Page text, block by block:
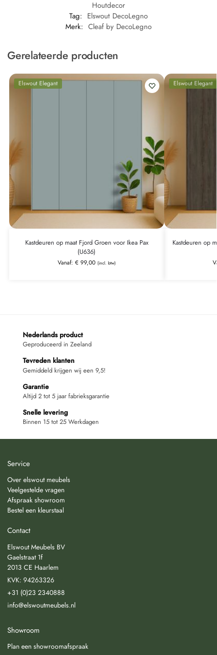
Houtdecor
Tag: Elswout DecoLegno
Merk: Cleaf by DecoLegno
Gerelateerde producten
Elswout Elegant
Kastdeuren op maat Fjord Groen voor Ikea Pax
(U636)
Vanaf: €99,00 (incl. btw)
Elswout Elegant
Kastdeuren op
Nederlands product
Geproduceerd in Zeeland
Tevreden klanten
Gemiddeld krijgen wij een 9,5!
Garantie
Altijd 2 tot 5 jaar fabrieksgarantie
Snelle levering
Binnen 15 tot 25 Werkdagen
Service
Over elswout meubels
Veelgestelde vragen
Afspraak showroom
Bestel een kleurstaal
Contact
Elswout Meubels BV
Gaelstraat 1f
2013 CE Haarlem
KVK: 94263326
+31 (0)23 2340888
info@elswoutmeubels.nl
Showroom
Plan een showroomafspraak